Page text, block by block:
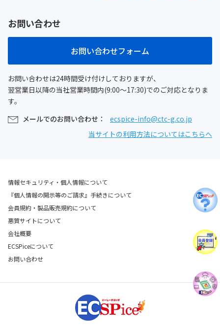
お問い合わせ
お問い合わせフォーム
お問い合わせは24時間受け付けしておりますが、
翌営業日以降の当社営業時間内(9:00～17:30)でのご対応となりま
す。
メールでのお問い合わせ：
ecspice-info@ctc-g.co.jp
当サイトの利用方法についてはこちらへ
情報セキュリティ・個人情報について
『個人情報の開示等のご請求』手続きについて
会員規約・製品販売規約について
悪質サイトについて
会社概要
ECSPiceについて
お問い合わせ